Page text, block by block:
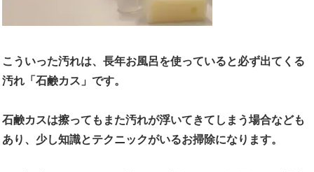
こういった汚れは、長年お風呂を使っていると必ず出てくる
汚れ「 石鹸カス 」です。
石鹸カスは擦ってもまた汚れが浮いてきてしまう場合なども
あり、少し知識とテクニックがいるお掃除になります。